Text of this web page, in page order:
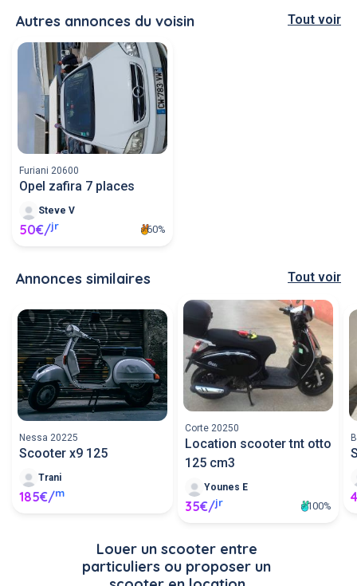
Autres annonces du voisin Tout voir
Furiani 20600
Opel zafira 7 places
Steve V
50€/jr 60%
Annonces similaires Tout voir
Nessa 20225
Scooter x9 125
Trani
185€/m
Corte 20250
Location scooter tnt otto
125 cm3
Younes E
35€/jr 100%
Louer un scooter entre
particuliers ou proposer un